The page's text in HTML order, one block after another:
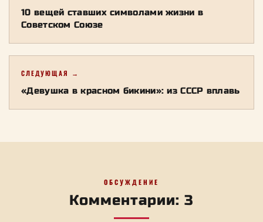
10 вещей ставших символами жизни в
Советском Союзе
СЛЕДУЮЩАЯ →
«Девушка в красном бикини»: из СССР вплавь
ОБСУЖДЕНИЕ
Комментарии: 3